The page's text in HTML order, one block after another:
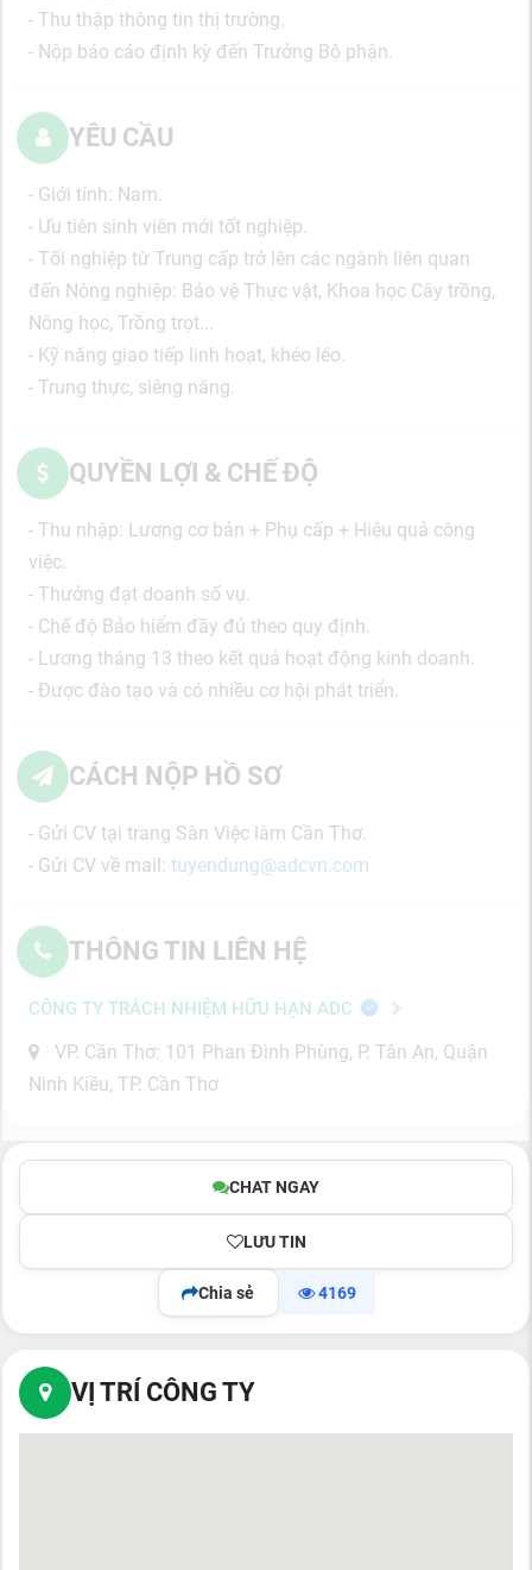
- Thu thập thông tin thị trường.
- Nộp báo cáo định kỳ đến Trưởng Bộ phận.
YÊU CẦU
- Giới tính: Nam.
- Ưu tiên sinh viên mới tốt nghiệp.
- Tối nghiệp từ Trung cấp trở lên các ngành liên quan
đến Nông nghiệp: Bảo vệ Thực vật, Khoa học Cây trồng,
Nông học, Trồng trọt...
- Kỹ năng giao tiếp linh hoạt, khéo léo.
- Trung thực, siêng năng.
QUYỀN LỢI & CHẾ ĐỘ
- Thu nhập: Lương cơ bản + Phụ cấp + Hiệu quả công
việc.
- Thưởng đạt doanh số vụ.
- Chế độ Bảo hiểm đầy đủ theo quy định.
- Lương tháng 13 theo kết quả hoạt động kinh doanh.
- Được đào tạo và có nhiều cơ hội phát triển.
CÁCH NỘP HỒ SƠ
- Gửi CV tại trang Sàn Việc làm Cần Thơ.
- Gửi CV về mail: tuyendung@adcvn.com
THÔNG TIN LIÊN HỆ
CÔNG TY TRÁCH NHIỆM HỮU HẠN ADC
VP. Cần Thơ: 101 Phan Đình Phùng, P. Tân An, Quận
Ninh Kiều, TP. Cần Thơ
CHAT NGAY
LƯU TIN
Chia sẻ 4169
VỊ TRÍ CÔNG TY